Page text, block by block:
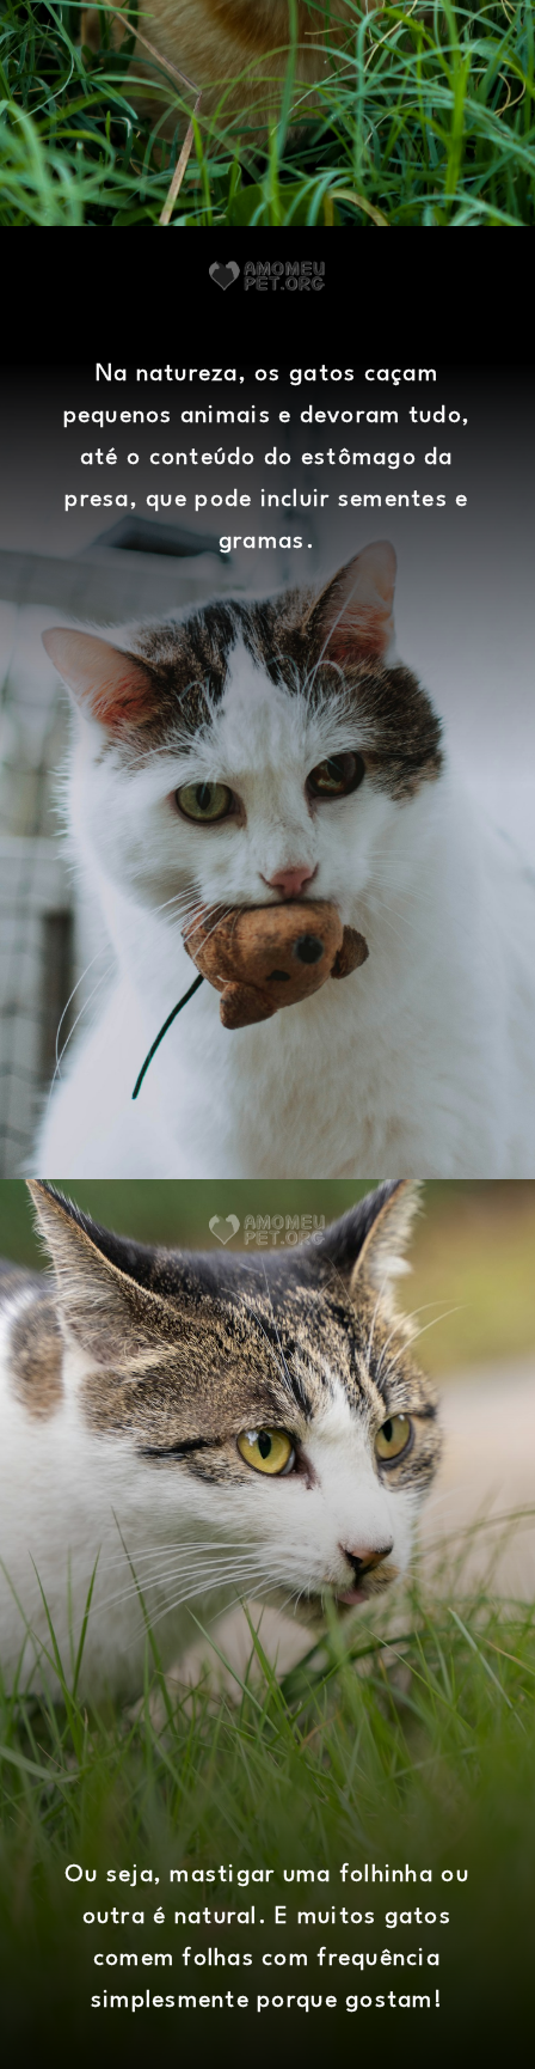
Na natureza, os gatos caçam
pequenos animais e devoram tudo,
até o conteúdo do estômago da
presa, que pode incluir sementes e
gramas.
Ou seja, mastigar uma folhinha ou
outra é natural. E muitos gatos
comem folhas com frequência
simplesmente porque gostam!